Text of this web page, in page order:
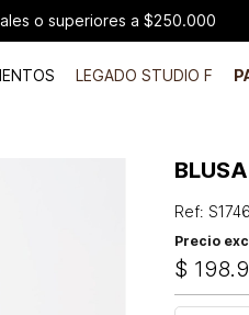
o superiores a $250.000
LEGADO STUDIO F
Ref:
Precio
$ 198.